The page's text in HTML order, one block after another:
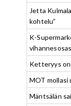
Jetta
kohtelu”
K-
Ketteryys
MOT mollasi
Mäntsälän